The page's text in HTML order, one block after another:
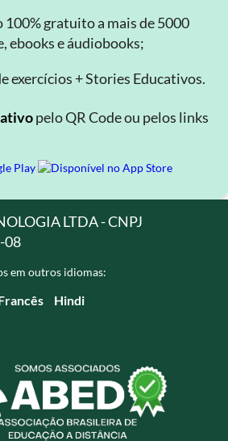
100% gratuito a mais de 5000
ebooks e áudiobooks;
exercícios + Stories Educativos.
pelo QR Code ou pelos links
LTDA - CNPJ
08
em outros idiomas:
Hindi